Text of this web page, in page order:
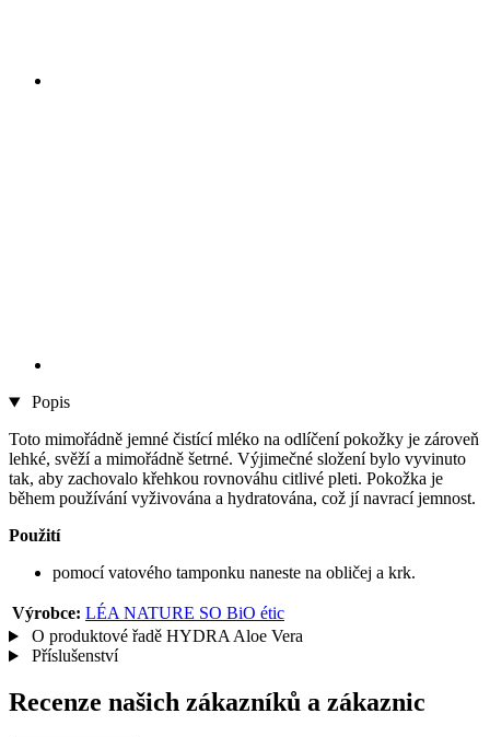
Popis
Toto mimořádně jemné čistící mléko na odlíčení pokožky je zároveň
lehké, svěží a mimořádně šetrné. Výjimečné složení bylo vyvinuto
tak, aby zachovalo křehkou rovnováhu citlivé pleti. Pokožka je
během používání vyživována a hydratována, což jí navrací jemnost.
Použití
pomocí vatového tamponku naneste na obličej a krk.
Výrobce: LÉA NATURE SO BiO étic
O produktové řadě HYDRA Aloe Vera
Příslušenství
Recenze našich zákazníků a zákaznic